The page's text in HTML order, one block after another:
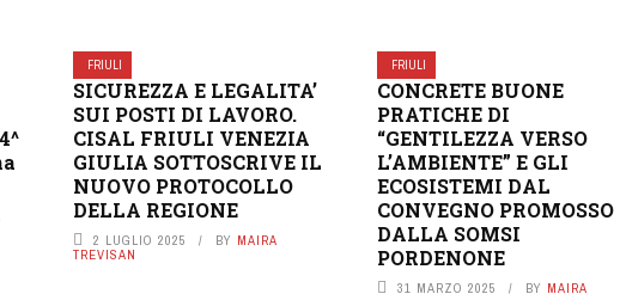
FRIULI
SICUREZZA E LEGALITA’
SUI POSTI DI LAVORO.
CISAL FRIULI VENEZIA
GIULIA SOTTOSCRIVE IL
NUOVO PROTOCOLLO
DELLA REGIONE
2 LUGLIO 2025 BY MAIRA
TREVISAN
FRIULI
CONCRETE BUONE
PRATICHE DI
“GENTILEZZA VERSO
L’AMBIENTE” E GLI
ECOSISTEMI DAL
CONVEGNO PROMOSSO
DALLA SOMSI
PORDENONE
31 MARZO 2025 BY MAIRA